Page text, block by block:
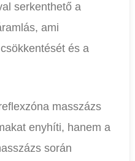
serkenthető a
ami
és a
masszázs
enyhíti, hanem a
során